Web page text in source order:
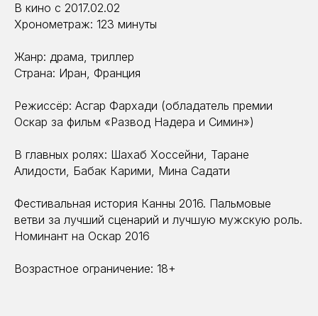
В кино с 2017.02.02
Хронометраж: 123 минуты
Жанр: драма, триллер
Страна: Иран, Франция
Режиссёр: Асгар Фархади (обладатель премии
Оскар за фильм «Развод Надера и Симин»)
В главных ролях: Шахаб Хоссейни, Таране
Алидости, Бабак Карими, Мина Садати
Фестивальная история Канны 2016. Пальмовые
ветви за лучший сценарий и лучшую мужскую роль.
Номинант на Оскар 2016
Возрастное ограничение: 18+